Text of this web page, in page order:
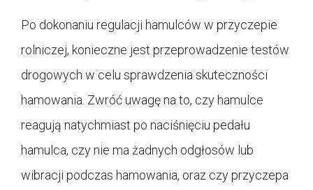
Po dokonaniu regulacji hamulców w przyczepie
rolniczej, konieczne jest przeprowadzenie testów
drogowych w celu sprawdzenia skuteczności
hamowania. Zwróć uwagę na to, czy hamulce
reagują natychmiast po naciśnięciu pedału
hamulca, czy nie ma żadnych odgłosów lub
wibracji podczas hamowania, oraz czy przyczepa